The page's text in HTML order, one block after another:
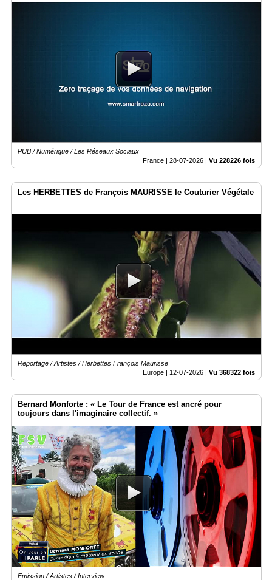
PUB / Numérique / Les Réseaux Sociaux
France | 28-07-2026 | Vu 228226 fois
Les HERBETTES de François MAURISSE le Couturier Végétale
Reportage / Artistes / Herbettes François Maurisse
Europe | 12-07-2026 Vu 368322 fois
Bernard Monforte : « Le Tour de France est ancré pour
toujours dans l'imaginaire collectif. »
Emission / Artistes / Interview